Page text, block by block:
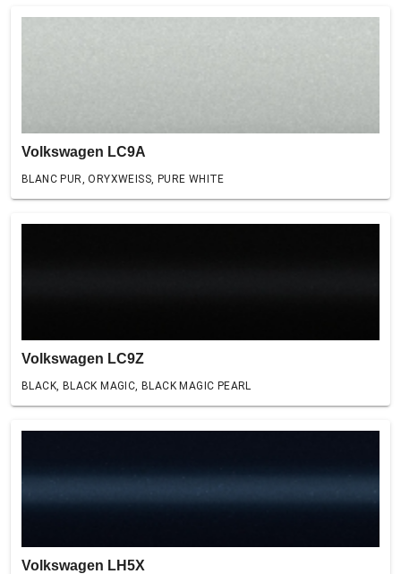
Volkswagen LC9A
BLANC PUR, ORYXWEISS, PURE WHITE
Volkswagen LC9Z
BLACK, BLACK MAGIC, BLACK MAGIC PEARL
Volkswagen LH5X